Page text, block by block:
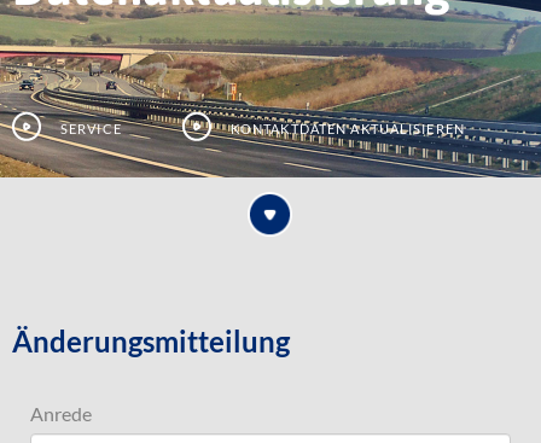
Service Kontaktdaten aktualisieren
Änderungsmitteilung
Anrede